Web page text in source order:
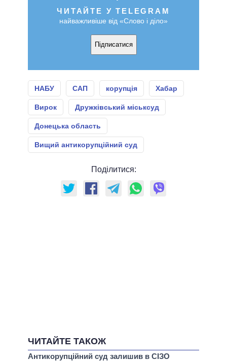
ЧИТАЙТЕ У TELEGRAM
найважливіше від «Слово і діло»
Підписатися
НАБУ САП корупція Хабар
Вирок Дружківський міськсуд
Донецька область
Вищий антикорупційний суд
Поділитися:
ЧИТАЙТЕ ТАКОЖ
Антикорупційний суд залишив в СІЗО